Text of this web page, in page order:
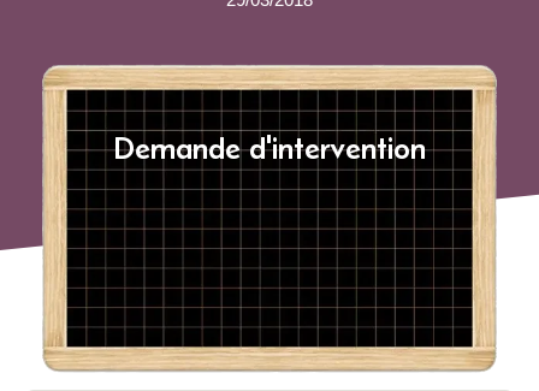
Demande d'intervention